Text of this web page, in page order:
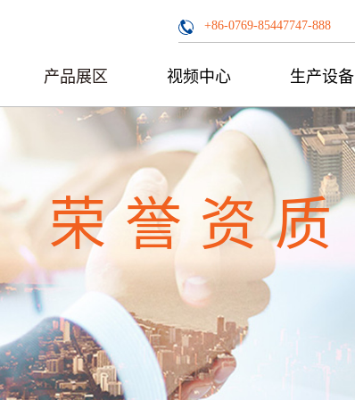
+86-0769-85447747-888
产品展区 视频中心 生产设备
荣誉资质